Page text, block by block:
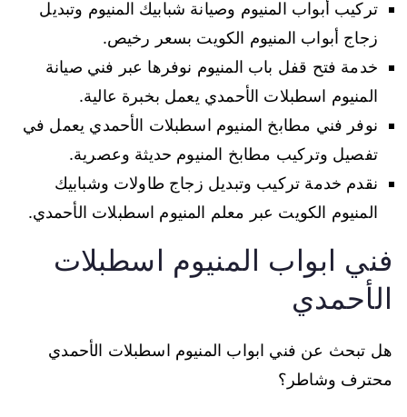
تركيب أبواب المنيوم وصيانة شبابيك المنيوم وتبديل
زجاج أبواب المنيوم الكويت بسعر رخيص.
خدمة فتح قفل باب المنيوم نوفرها عبر فني صيانة
المنيوم اسطبلات الأحمدي يعمل بخبرة عالية.
نوفر فني مطابخ المنيوم اسطبلات الأحمدي يعمل في
تفصيل وتركيب مطابخ المنيوم حديثة وعصرية.
نقدم خدمة تركيب وتبديل زجاج طاولات وشبابيك
المنيوم الكويت عبر معلم المنيوم اسطبلات الأحمدي.
فني ابواب المنيوم اسطبلات
الأحمدي
هل تبحث عن فني ابواب المنيوم اسطبلات الأحمدي
محترف وشاطر؟